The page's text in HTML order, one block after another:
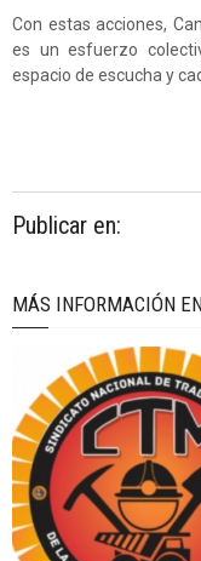
Con estas acciones,
es un esfuerzo
espacio de escucha y
Publicar en:
MÁS INFORMACIÓN